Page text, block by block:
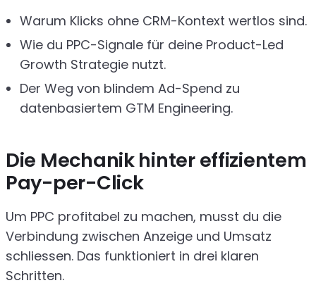
Warum Klicks ohne CRM-Kontext wertlos sind.
Wie du PPC-Signale für deine Product-Led
Growth Strategie nutzt.
Der Weg von blindem Ad-Spend zu
datenbasiertem GTM Engineering.
Die Mechanik hinter effizientem
Pay-per-Click
Um PPC profitabel zu machen, musst du die
Verbindung zwischen Anzeige und Umsatz
schliessen. Das funktioniert in drei klaren
Schritten.